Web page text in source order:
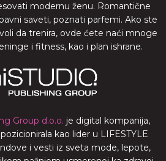
modernu ženu. Romantične
saveti, poznati parfemi. Ako ste
da trenira, ovde ćete naći mnoge
i fitness, kao i plan ishrane.
Group d.o.o. je digital kompanija,
kao lider u LIFESTYLE
i vesti iz sveta mode, lepote,